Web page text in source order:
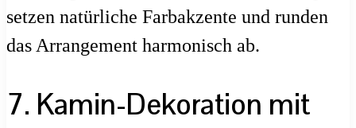
setzen natürliche Farbakzente und runden
das Arrangement harmonisch ab.
7. Kamin-Dekoration mit